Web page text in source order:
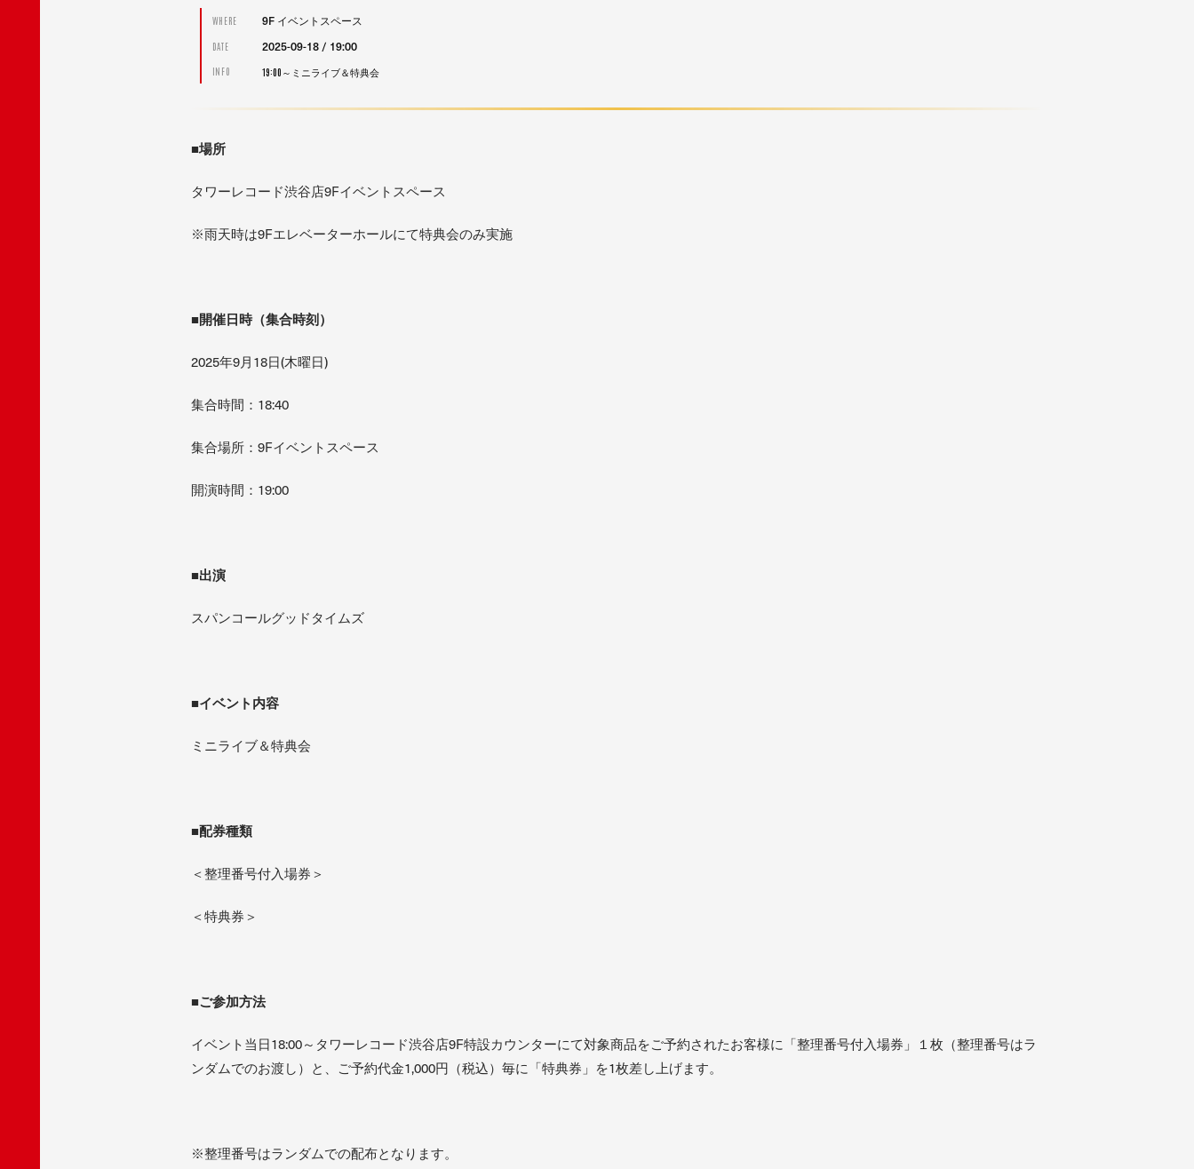
WHERE 9F イベントスペース
DATE 2025-09-18 / 19:00
INFO 19:00～ミニライブ＆特典会
■場所
タワーレコード渋谷店9Fイベントスペース
※雨天時は9Fエレベーターホールにて特典会のみ実施
■開催日時（集合時刻）
2025年9月18日(木曜日)
集合時間：18:40
集合場所：9Fイベントスペース
開演時間：19:00
■出演
スパンコールグッドタイムズ
■イベント内容
ミニライブ＆特典会
■配券種類
＜整理番号付入場券＞
＜特典券＞
■ご参加方法
イベント当日18:00～タワーレコード渋谷店9F特設カウンターにて対象商品をご予約されたお客様に「整理番号付入場券」１枚（整理番号はラ
ンダムでのお渡し）と、ご予約代金1,000円（税込）毎に「特典券」を1枚差し上げます。
※整理番号はランダムでの配布となります。